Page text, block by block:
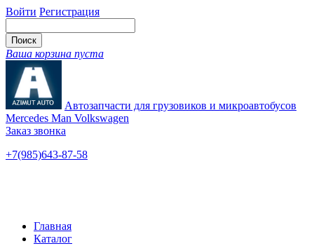
Войти Регистрация
Ваша корзина пуста
Автозапчасти для грузовиков и микроавтобусов
Mercedes Man Volkswagen
Заказ звонка
+7(985)643-87-58
Главная
Каталог